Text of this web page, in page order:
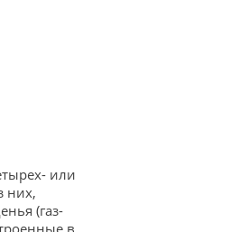
или
них,
(газ-
в